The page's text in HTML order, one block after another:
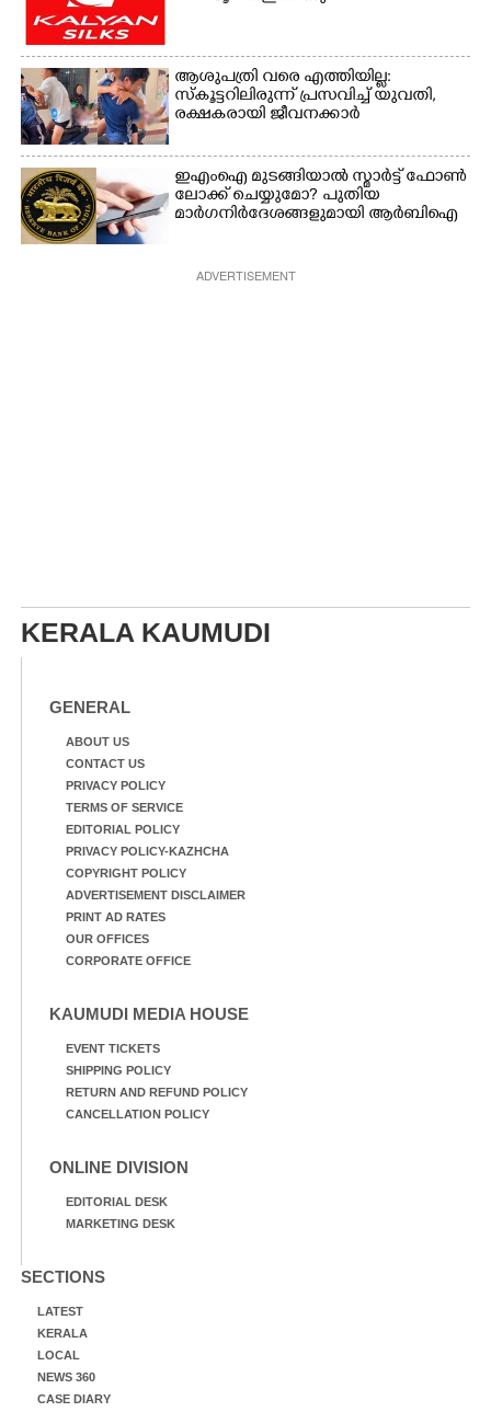
ആശുപത്രി വരെ എത്തിയില്ല:
സ്കൂട്ടറിലിരുന്ന് പ്രസവിച്ച് യുവതി,
രക്ഷകരായി ജീവനക്കാർ
ഇഎംഐ മുടങ്ങിയാൽ സ്മാർട്ട് ഫോൺ
ലോക്ക് ചെയ്യുമോ? പുതിയ
മാർഗനിർദേശങ്ങളുമായി ആർബിഐ
ADVERTISEMENT
KERALA KAUMUDI
GENERAL
ABOUT US
CONTACT US
PRIVACY POLICY
TERMS OF SERVICE
EDITORIAL POLICY
PRIVACY POLICY-KAZHCHA
COPYRIGHT POLICY
ADVERTISEMENT DISCLAIMER
PRINT AD RATES
OUR OFFICES
CORPORATE OFFICE
KAUMUDI MEDIA HOUSE
EVENT TICKETS
SHIPPING POLICY
RETURN AND REFUND POLICY
CANCELLATION POLICY
ONLINE DIVISION
EDITORIAL DESK
MARKETING DESK
SECTIONS
LATEST
KERALA
LOCAL
NEWS 360
CASE DIARY